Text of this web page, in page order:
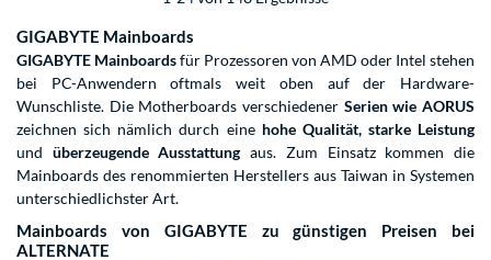
GIGABYTE Mainboards
GIGABYTE Mainboardsfür Prozessoren von AMD oder Intel stehen
bei PC-Anwendern oftmals weit oben auf der Hardware-
Wunschliste. Die Motherboards verschiedener Serien wie AORUS
zeichnen sich nämlich durch eine hohe Qualität, starke Leistung
und überzeugende Ausstattung aus. Zum Einsatz kommen die
Mainboards des renommierten Herstellers aus Taiwan in Systemen
unterschiedlichster Art.
Mainboards von GIGABYTE zu günstigen Preisen bei
ALTERNATE